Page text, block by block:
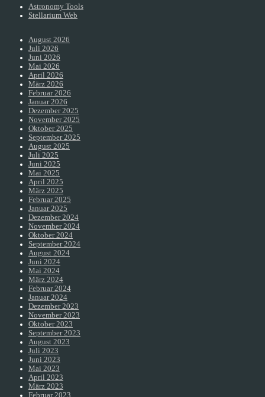
Astronomy Tools
Stellarium Web
August 2026
Juli 2026
Juni 2026
Mai 2026
April 2026
März 2026
Februar 2026
Januar 2026
Dezember 2025
November 2025
Oktober 2025
September 2025
August 2025
Juli 2025
Juni 2025
Mai 2025
April 2025
März 2025
Februar 2025
Januar 2025
Dezember 2024
November 2024
Oktober 2024
September 2024
August 2024
Juni 2024
Mai 2024
März 2024
Februar 2024
Januar 2024
Dezember 2023
November 2023
Oktober 2023
September 2023
August 2023
Juli 2023
Juni 2023
Mai 2023
April 2023
März 2023
Februar 2023